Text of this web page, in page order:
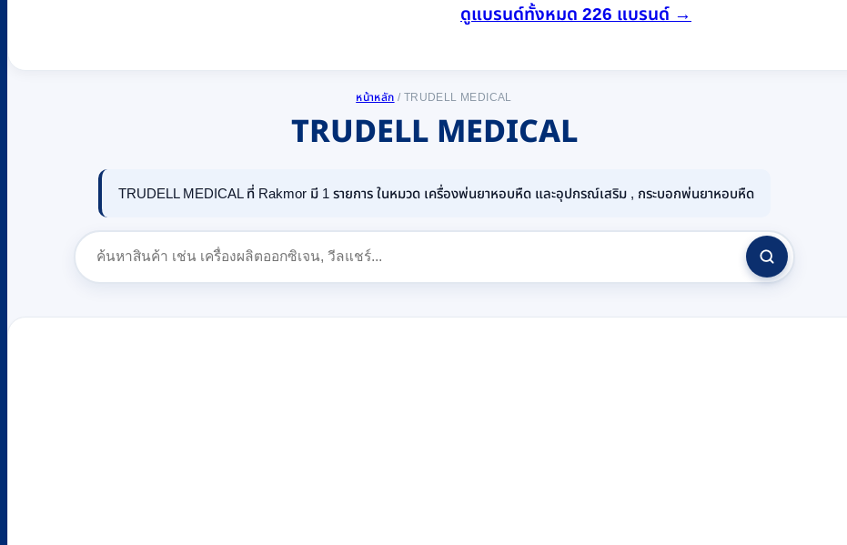
ดูแบรนด์ทั้งหมด 226 แบรนด์ →
หน้าหลัก / TRUDELL MEDICAL
TRUDELL MEDICAL
TRUDELL MEDICAL ที่ Rakmor มี 1 รายการ ในหมวด เครื่องพ่นยาหอบหืด และอุปกรณ์เสริม , กระบอกพ่นยาหอบหืด